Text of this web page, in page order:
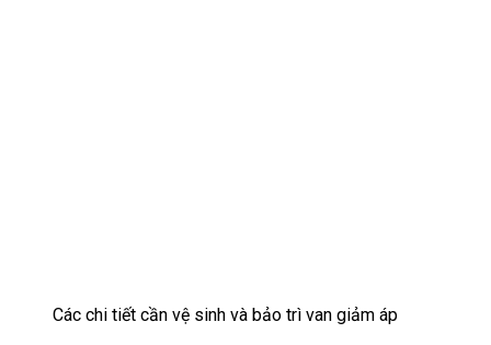
Các chi tiết cần vệ sinh và bảo trì van giảm áp